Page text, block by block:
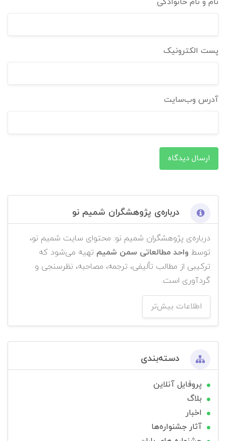
پست الکترونیک
آدرس وب‌سایت
ارسال دیدگاه
درباره‌ی پژوهشگران شمیم نو
درباره‌ی پژوهشگران شمیم نو: محتوای سایت شمیم نو،
توسط واحد مطالعاتی سمن شمیم تهیه می‌شود که
ترکیبی از مطالب تألیفی، ترجمه، مصاحبه، نظرسنجی و
گردآوری است.
اطلاعات بیش‌تر
دسته‌بندی
پروفایل آنلاین
بلاگ
اخبار
آثار جشنواره‌ها